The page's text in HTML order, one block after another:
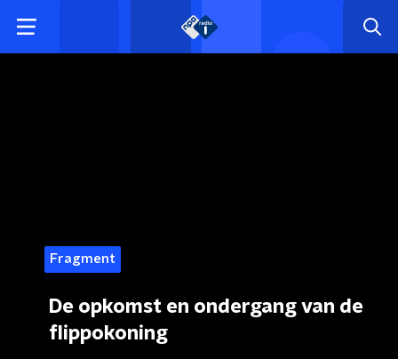
Fragment
De opkomst en ondergang van de
flippokoning